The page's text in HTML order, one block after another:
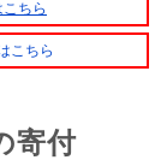
ちら
こちら
寄付